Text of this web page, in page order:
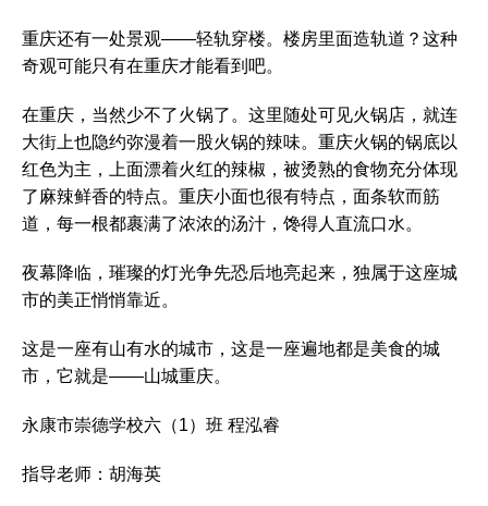
重庆还有一处景观——轻轨穿楼。楼房里面造轨道？这种
奇观可能只有在重庆才能看到吧。
在重庆，当然少不了火锅了。这里随处可见火锅店，就连
大街上也隐约弥漫着一股火锅的辣味。重庆火锅的锅底以
红色为主，上面漂着火红的辣椒，被烫熟的食物充分体现
了麻辣鲜香的特点。重庆小面也很有特点，面条软而筋
道，每一根都裹满了浓浓的汤汁，馋得人直流口水。
夜幕降临，璀璨的灯光争先恐后地亮起来，独属于这座城
市的美正悄悄靠近。
这是一座有山有水的城市，这是一座遍地都是美食的城
市，它就是——山城重庆。
永康市崇德学校六（1）班 程泓睿
指导老师：胡海英